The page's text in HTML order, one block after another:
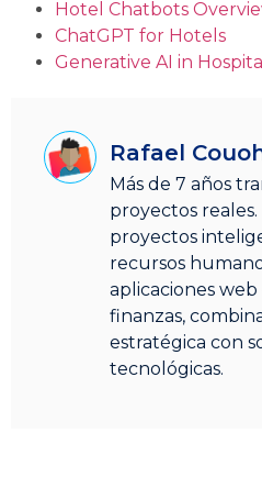
Hotel Chatbots
ChatGPT for Hotels
Generative AI in
Rafael
Más de 7 años
proyectos
proyectos
recursos
aplicaciones
finanzas,
estratégica con
tecnológicas.